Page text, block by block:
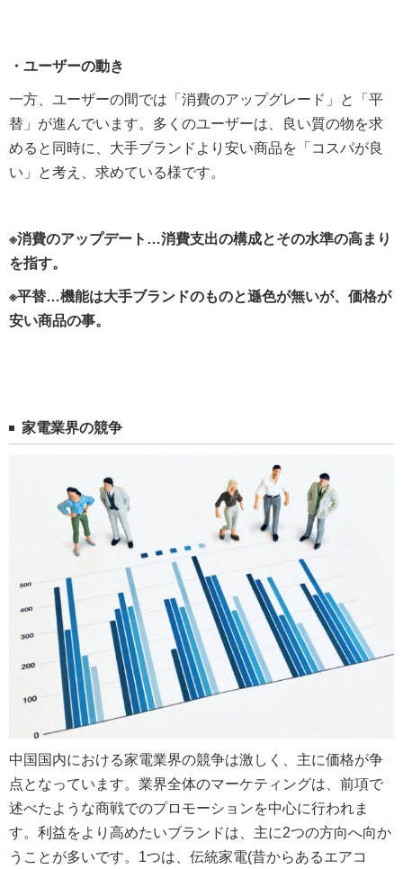
・ユーザーの動き
一方、ユーザーの間では「消費のアップグレード」と「平
替」が進んでいます。多くのユーザーは、良い質の物を求
めると同時に、大手ブランドより安い商品を「コスパが良
い」と考え、求めている様です。
※消費のアップデート…消費支出の構成とその水準の高まり
を指す。
※平替…機能は大手ブランドのものと遜色が無いが、価格が
安い商品の事。
家電業界の競争
中国国内における家電業界の競争は激しく、主に価格が争
点となっています。業界全体のマーケティングは、前項で
述べたような商戦でのプロモーションを中心に行われま
す。利益をより高めたいブランドは、主に2つの方向へ向か
うことが多いです。1つは、伝統家電(昔からあるエアコ